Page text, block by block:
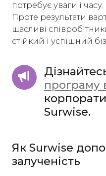
потребує уваги і часу.
Проте результати
щасливі
стійкий і успішний
програму
Surwise.
Як Surwise
залученість